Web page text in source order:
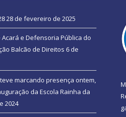
28 de fevereiro de 2025
e Defensoria Pública do
Balcão de Direitos 6 de
marcando presença ontem,
da Escola Rainha da
2024